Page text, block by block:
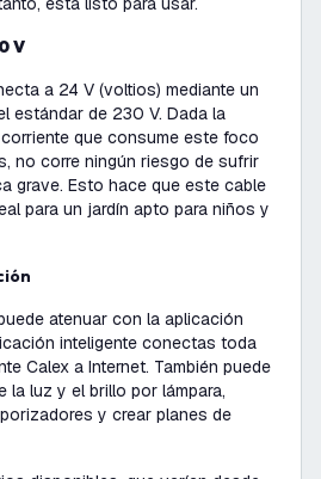
V
a 24 V (voltios) mediante un
estándar de 230 V. Dada la
que consume este foco
no corre ningún riesgo de sufrir
grave. Esto hace que este cable
para un jardín apto para niños y
atenuar con la aplicación
inteligente conectas toda
Calex a Internet. También puede
la luz y el brillo por lámpara,
y crear planes de